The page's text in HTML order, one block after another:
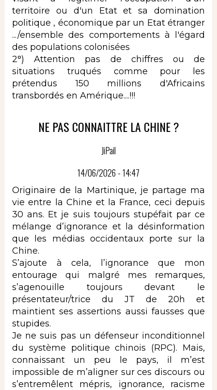
territoire ou d'un Etat et sa domination
politique , économique par un Etat étranger
.../ensemble des comportements à l'égard
des populations colonisées
2°) Attention pas de chiffres ou de
situations truqués comme pour les
prétendus 150 millions d'Africains
transbordés en Amérique....!!!
NE PAS CONNAITTRE LA CHINE ?
JiPail
14/06/2026 - 14:47
Originaire de la Martinique, je partage ma
vie entre la Chine et la France, ceci depuis
30 ans. Et je suis toujours stupéfait par ce
mélange d’ignorance et la désinformation
que les médias occidentaux porte sur la
Chine.
S’ajoute à cela, l’ignorance que mon
entourage qui malgré mes remarques,
s’agenouille toujours devant le
présentateur/trice du JT de 20h et
maintient ses assertions aussi fausses que
stupides.
Je ne suis pas un défenseur inconditionnel
du système politique chinois (RPC). Mais,
connaissant un peu le pays, il m’est
impossible de m’aligner sur ces discours ou
s’entremêlent mépris, ignorance, racisme